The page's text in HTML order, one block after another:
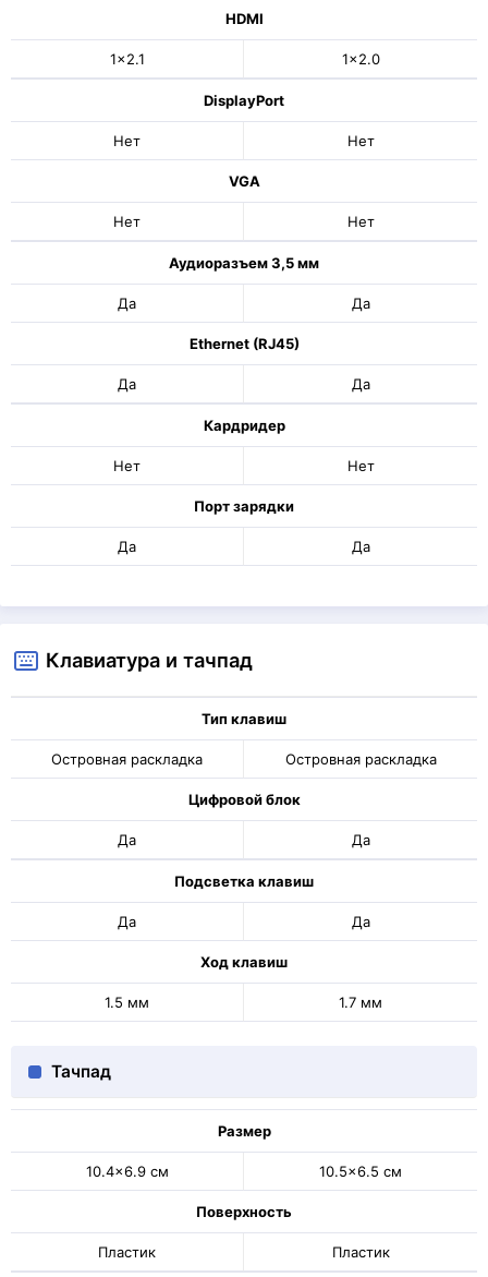
HDMI
1x2.1 1x2.0
DisplayPort
Нет Нет
VGA
Нет Нет
Аудиоразъем 3,5 мм
Да Да
Ethernet (RJ45)
Да Да
Кардридер
Нет Нет
Порт зарядки
Да Да
Клавиатура и тачпад
Тип клавиш
Островная раскладка Островная раскладка
Цифровой блок
Да Да
Подсветка клавиш
Да Да
Ход клавиш
1.5 мм 1.7 мм
Тачпад
Размер
10.4x6.9 см 10.5x6.5 см
Поверхность
Пластик Пластик